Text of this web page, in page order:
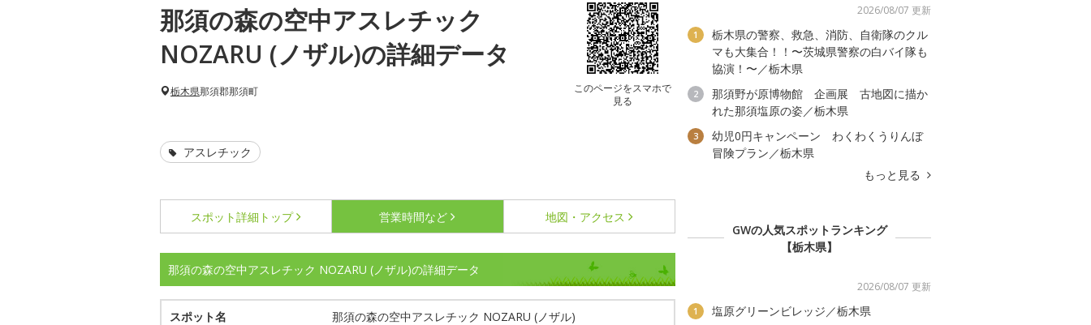
那須の森の空中アスレチック
NOZARU (ノザル)の詳細データ
このページをスマホで
見る
栃木県那須郡那須町
アスレチック
スポット詳細 トップ 営業時間など 地図・アクセス
那須の森の空中アスレチック NOZARU (ノザル)の詳細データ
スポット名 那須の森の空中アスレチック NOZARU (ノザル)
2026/08/07 更新
1
栃木県の警察、救急、消防、自衛隊のクル
マも大集合！！〜茨城県警察の白バイ隊も
協演！〜／栃木県
2
那須野が原博物館 企画展 古地図に描か
れた那須塩原の姿／栃木県
3
幼児0円キャンペーン わくわくうりんぼ
冒険プラン／栃木県
もっと見る
GWの人気スポットランキング
【栃木県】
2026/08/07 更新
1 塩原グリーンビレッジ／栃木県